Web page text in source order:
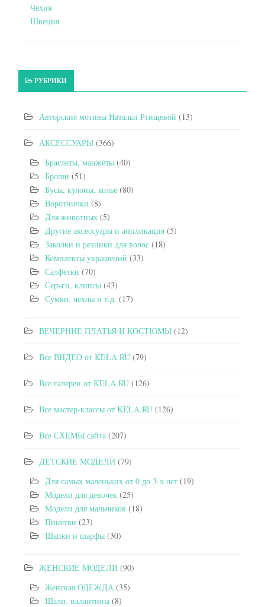
Чехия
Швеция
РУБРИКИ
Авторские мотивы Натальи Ртищевой (13)
АКСЕССУАРЫ (366)
Браслеты, манжеты (40)
Броши (51)
Бусы, кулоны, колье (80)
Воротнички (8)
Для животных (5)
Другие аксессуары и аппликация (5)
Заколки и резинки для волос (18)
Комплекты украшений (33)
Салфетки (70)
Серьги, клипсы (43)
Сумки, чехлы и т.д. (17)
ВЕЧЕРНИЕ ПЛАТЬЯ И КОСТЮМЫ (12)
Все ВИДЕО от KELA.RU (79)
Все галереи от KELA.RU (126)
Все мастер-классы от KELA.RU (126)
Все СХЕМЫ сайта (207)
ДЕТСКИЕ МОДЕЛИ (79)
Для самых маленьких от 0 до 3-х лет (19)
Модели для девочек (25)
Модели для мальчиков (18)
Пинетки (23)
Шапки и шарфы (30)
ЖЕНСКИЕ МОДЕЛИ (90)
Женская ОДЕЖДА (35)
Шали, палантины (8)